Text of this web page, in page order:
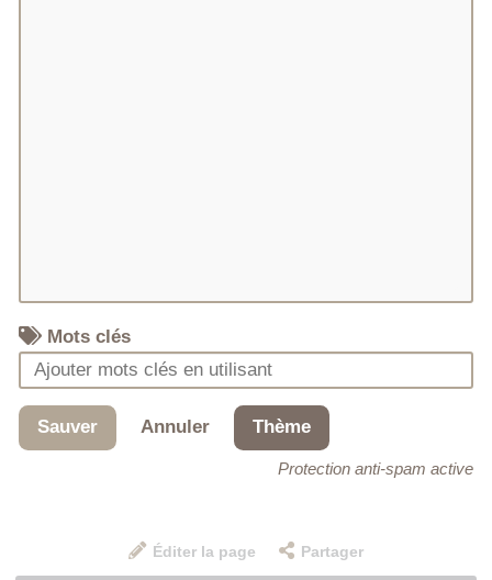
Mots clés
Sauver Annuler Thème
Protection anti-spam active
Éditer la page Partager